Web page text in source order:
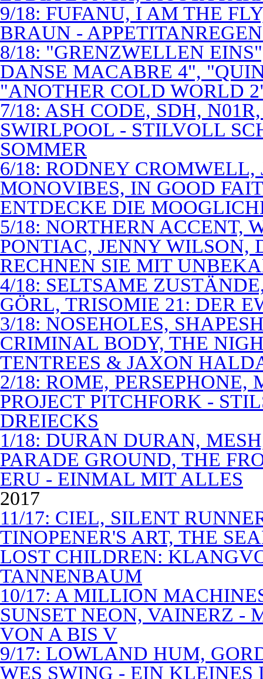
9/18: FUFANU, I AM THE
BRAUN -
8/18: "GRENZWELLEN
DANSE MACABRE 4",
"ANOTHER COLD WORLD
7/18: ASH CODE, SDH,
SWIRLPOOL - STILVOLL
SOMMER
6/18: RODNEY
MONOVIBES, IN GOOD
ENTDECKE DIE
5/18: NORTHERN ACCENT,
PONTIAC, JENNY WILSON,
RECHNEN SIE MIT
4/18: SELTSAME
GÖRL, TRISOMIE 21: DER
3/18: NOSEHOLES,
CRIMINAL BODY, THE
TENTREES & JAXON
2/18: ROME,
PROJECT PITCHFORK -
DREIECKS
1/18: DURAN DURAN,
PARADE GROUND, THE
ERU - EINMAL MIT ALLES
2017
11/17: CIEL, SILENT
TINOPENER'S ART, THE
LOST CHILDREN:
TANNENBAUM
10/17: A MILLION
SUNSET NEON, VAINERZ -
VON A BIS V
9/17: LOWLAND HUM,
WES SWING - EIN KLEINES